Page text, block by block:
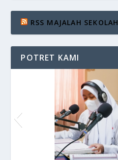
RSS MAJALAH SEKOLAH
POTRET KAMI